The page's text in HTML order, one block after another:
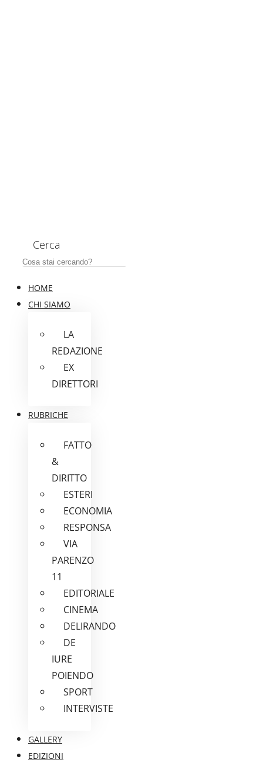
Cerca
HOME
CHI SIAMO
LA
REDAZIONE
EX
DIRETTORI
RUBRICHE
FATTO
&
DIRITTO
ESTERI
ECONOMIA
RESPONSA
VIA
PARENZO
11
EDITORIALE
CINEMA
DELIRANDO
DE
IURE
POIENDO
SPORT
INTERVISTE
GALLERY
EDIZIONI